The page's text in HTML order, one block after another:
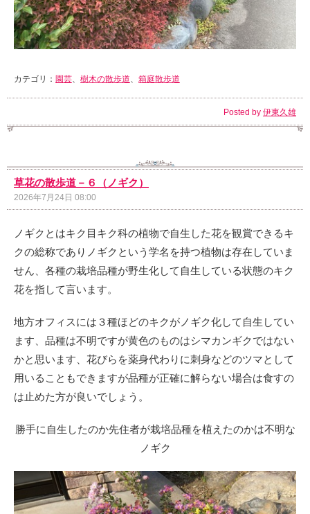
カテゴリ： 園芸 樹木の散歩道 箱庭散歩道
Posted by 伊東久雄
草花の散歩道－６（ノギク）
2026年7月24日 08:00
ノギクとはキク目キク科の植物で自生した花を観賞できるキ
クの総称でありノギクという学名を持つ植物は存在していま
せん、各種の栽培品種が野生化して自生している状態のキク
花を指して言います。
地方オフィスには３種ほどのキクがノギク化して自生してい
ます、品種は不明ですが黄色のものはシマカンギクではない
かと思います、花びらを薬身代わりに刺身などのツマとして
用いることもできますが品種が正確に解らない場合は食すの
は止めた方が良いでしょう。
勝手に自生したのか先住者が栽培品種を植えたのかは不明な
ノギク